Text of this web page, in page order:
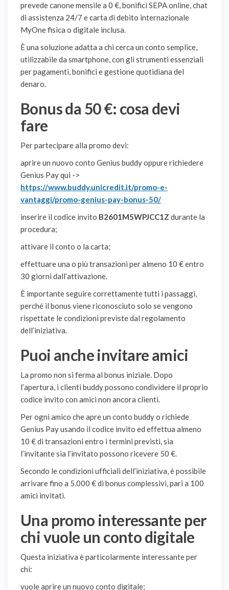
prevede canone mensile a 0 €, bonifici SEPA online, chat
di assistenza 24/7 e carta di debito internazionale
MyOne fisica o digitale inclusa.
È una soluzione adatta a chi cerca un conto semplice,
utilizzabile da smartphone, con gli strumenti essenziali
per pagamenti, bonifici e gestione quotidiana del
denaro.
Bonus da 50 €: cosa devi
fare
Per partecipare alla promo devi:
aprire un nuovo conto Genius buddy oppure richiedere
Genius Pay qui ->
https://www.buddy.unicredit.it/promo-e-
vantaggi/promo-genius-pay-bonus-50/
inserire il codice invito B2601M5WPJCC1Z durante la
procedura;
attivare il conto o la carta;
effettuare una o più transazioni per almeno 10 € entro
30 giorni dall’attivazione.
È importante seguire correttamente tutti i passaggi,
perché il bonus viene riconosciuto solo se vengono
rispettate le condizioni previste dal regolamento
dell’iniziativa.
Puoi anche invitare amici
La promo non si ferma al bonus iniziale. Dopo
l’apertura, i clienti buddy possono condividere il proprio
codice invito con amici non ancora clienti.
Per ogni amico che apre un conto buddy o richiede
Genius Pay usando il codice invito ed effettua almeno
10 € di transazioni entro i termini previsti, sia
l’invitante sia l’invitato possono ricevere 50 €.
Secondo le condizioni ufficiali dell’iniziativa, è possibile
arrivare fino a 5.000 € di bonus complessivi, pari a 100
amici invitati.
Una promo interessante per
chi vuole un conto digitale
Questa iniziativa è particolarmente interessante per
chi:
vuole aprire un nuovo conto digitale;